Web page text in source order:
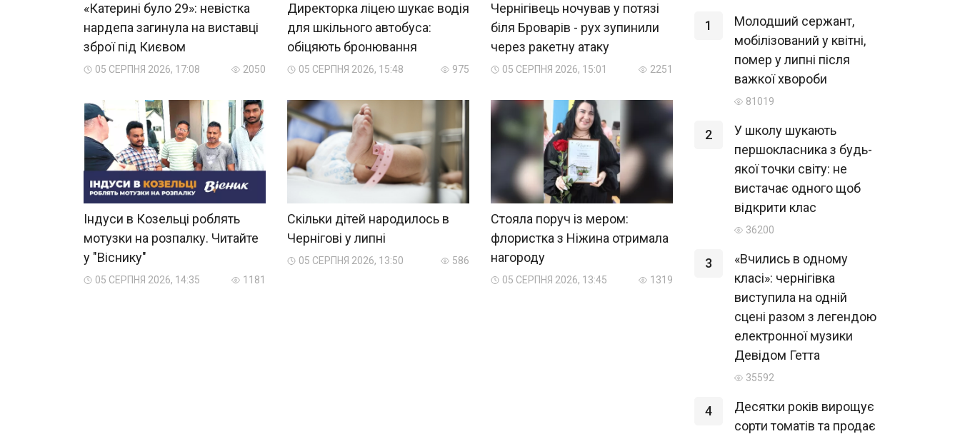
«Катерині було 29»: невістка
нардепа загинула на виставці
зброї під Києвом
05 СЕРПНЯ 2026, 17:08 2050
Директорка ліцею шукає водія
для шкільного автобуса:
обіцяють бронювання
05 СЕРПНЯ 2026, 15:48 975
Чернігівець ночував у потязі
біля Броварів - рух зупинили
через ракетну атаку
05 СЕРПНЯ 2026, 15:01 2251
Індуси в Козельці роблять
мотузки на розпалку. Читайте
у "Віснику"
05 СЕРПНЯ 2026, 14:35 1181
Скільки дітей народилось в
Чернігові у липні
05 СЕРПНЯ 2026, 13:50 586
Стояла поруч із мером:
флористка з Ніжина отримала
нагороду
05 СЕРПНЯ 2026, 13:45 1319
1
Молодший сержант,
мобілізований у квітні,
помер у липні після
важкої хвороби
81019
2
У школу шукають
першокласника з будь-
якої точки світу: не
вистачає одного щоб
відкрити клас
36200
3
«Вчились в одному
класі»: чернігівка
виступила на одній
сцені разом з легендою
електронної музики
Девідом Гетта
35592
4
Десятки років вирощує
сорти томатів та продає